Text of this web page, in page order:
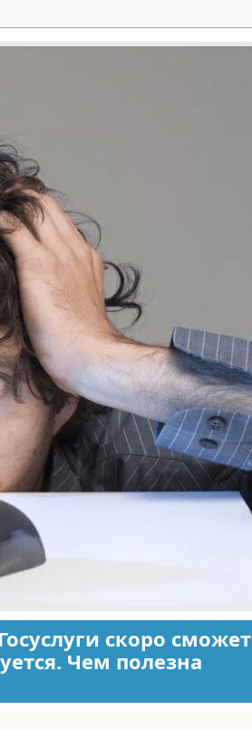
скоро сможет
Чем полезна